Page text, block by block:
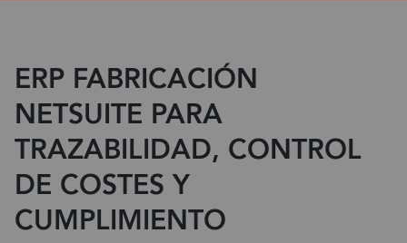
ERP FABRICACIÓN
NETSUITE PARA
TRAZABILIDAD, CONTROL
DE COSTES Y
CUMPLIMIENTO